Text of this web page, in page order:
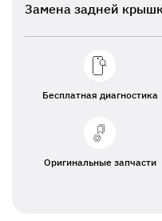
Замена задней
Бесплатная диагностика
Оригинальные запчасти